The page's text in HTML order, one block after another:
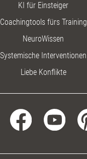
KI für Einsteiger
Coachingtools fürs Training
NeuroWissen
Systemische Interventionen
Liebe Konflikte